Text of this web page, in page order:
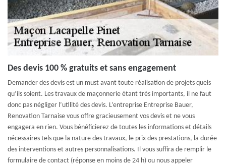
Des devis 100 % gratuits et sans engagement
Demander des devis est un must avant toute réalisation de projets quels
qu’ils soient. Les travaux de maçonnerie étant très importants, il ne faut
donc pas négliger l’utilité des devis. L’entreprise Entreprise Bauer,
Renovation Tarnaise vous offre gracieusement vos devis et ne vous
engagera en rien. Vous bénéficierez de toutes les informations et détails
nécessaires tels que la nature des travaux, le prix des prestations, la durée
des interventions et autres personnalisations. Il vous suffira de remplir le
formulaire de contact (réponse en moins de 24 h) ou nous appeler